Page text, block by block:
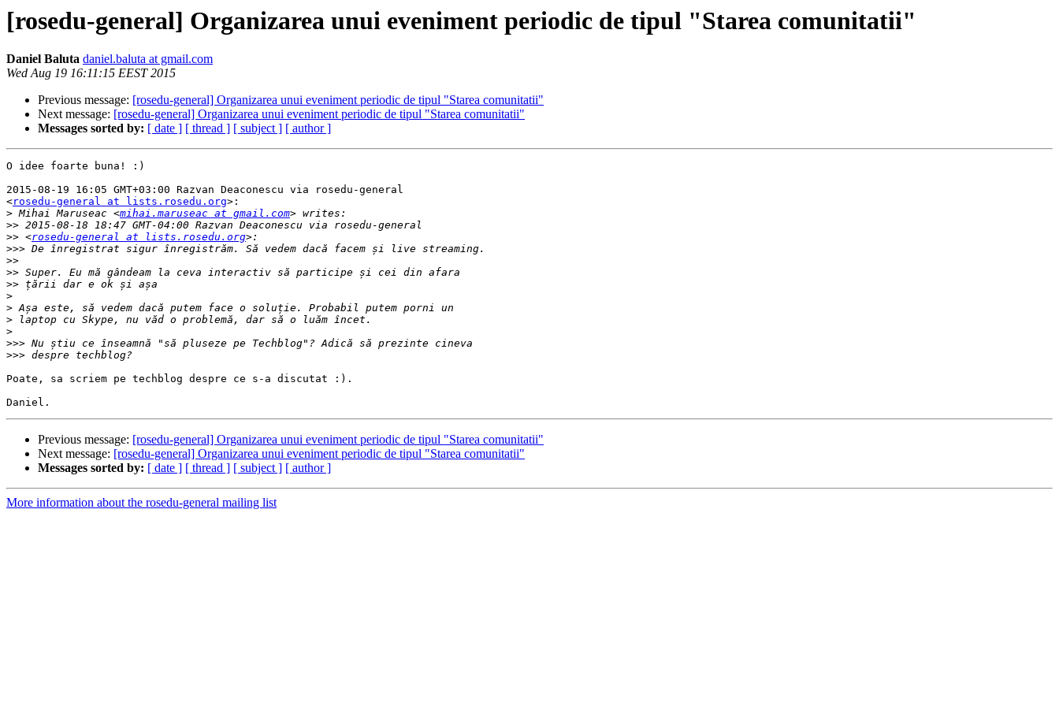
[rosedu-general] Organizarea unui eveniment periodic de tipul "Starea comunitatii"
Daniel Baluta daniel.baluta at gmail.com
Wed Aug 19 16:11:15 EEST 2015
Previous message: [rosedu-general] Organizarea unui eveniment periodic de tipul "Starea comunitatii"
Next message: [rosedu-general] Organizarea unui eveniment periodic de tipul "Starea comunitatii"
Messages sorted by: [ date ] [ thread ] [ subject ] [ author ]
O idee foarte buna! :)
2015-08-19 16:05 GMT+03:00 Razvan Deaconescu via rosedu-general
<rosedu-general at lists.rosedu.org>:
> Mihai Maruseac <mihai.maruseac at gmail.com
>>
>> <rosedu-general at lists.rosedu.org
>>>
>>
>>
>>
>
>
>
>
>>>
>>>
Poate, sa scriem pe techblog despre ce s-a discutat :).
Previous message: [rosedu-general] Organizarea unui eveniment periodic de tipul "Starea comunitatii"
Next message: [rosedu-general] Organizarea unui eveniment periodic de tipul "Starea comunitatii"
Messages sorted by: [ date ] [ thread ] [ subject ] [ author ]
More information about the rosedu-general mailing list